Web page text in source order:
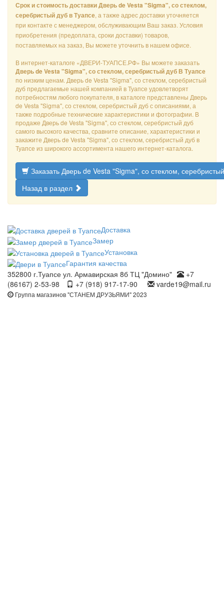
Срок и стоимость доставки Дверь de Vesta "Sigma", со стеклом,
серебристый дуб в Туапсе, а также адрес доставки уточняется
при контакте с менеджером, обслуживающим Ваш заказ. Условия
приобретения (предоплата, сроки доставки) товаров,
поставляемых на заказ, Вы можете уточнить в нашем офисе.
В интернет-каталоге «ДВЕРИ-ТУАПСЕ.РФ» Вы можете заказать
Дверь de Vesta "Sigma", со стеклом, серебристый дуб В Туапсе
по низким ценам. Дверь de Vesta "Sigma", со стеклом, серебристый
дуб предлагаемые нашей компанией в Туапсе удовлетворят
потребностям любого покупателя, в каталоге представлены Дверь
de Vesta "Sigma", со стеклом, серебристый дуб с описаниями, а
также подробные технические характеристики и фотографии. В
продаже Дверь de Vesta "Sigma", со стеклом, серебристый дуб
самого высокого качества, сравните описание, характеристики и
закажите Дверь de Vesta "Sigma", со стеклом, серебристый дуб в
Туапсе из широкого ассортимента нашего интернет-каталога.
Заказать Дверь de Vesta "Sigma", со стеклом,
Назад в раздел
Доставка
Замер
Установка
Гарантия качества
352800 г.Туапсе ул. Армавирская 8б ТЦ "Домино"
+7
(86167) 2-53-98
+7 (918) 917-17-90 varde19@mail.ru
Группа магазинов "СТАНЕМ ДРУЗЬЯМИ" 2023